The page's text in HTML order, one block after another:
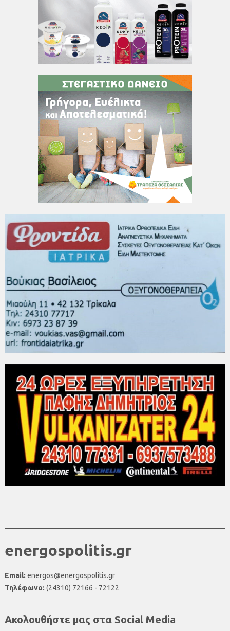
energospolitis.gr
Email: energos@energospolitis.gr
Τηλέφωνο: (24310) 72166 - 72122
Ακολουθήστε μας στα Social Media